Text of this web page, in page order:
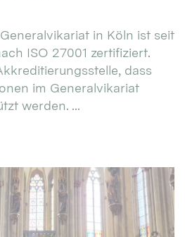
in Köln ist seit
ISO 27001 zertifiziert.
dass
im Generalvikariat
werden. ...